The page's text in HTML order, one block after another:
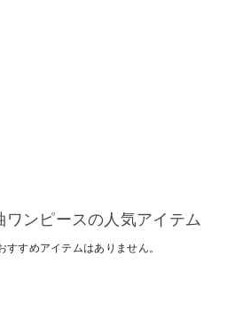
ワンピースの人気アイテム
すすめアイテムはありません。